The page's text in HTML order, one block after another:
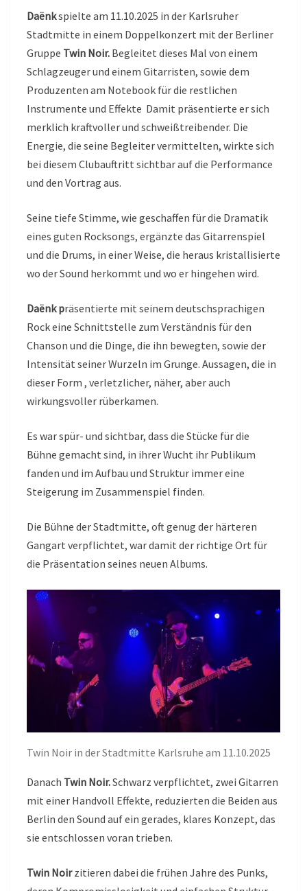
Daënkspielte am 11.10.2025 in der Karlsruher
Stadtmitte in einem Doppelkonzert mit der Berliner
Gruppe Twin Noir. Begleitet dieses Mal von einem
Schlagzeuger und einem Gitarristen, sowie dem
Produzenten am Notebook für die restlichen
Instrumente und Effekte Damit präsentierte er sich
merklich kraftvoller und schweißtreibender. Die
Energie, die seine Begleiter vermittelten, wirkte sich
bei diesem Clubauftritt sichtbar auf die Performance
und den Vortrag aus.
Seine tiefe Stimme, wie geschaffen für die Dramatik
eines guten Rocksongs, ergänzte das Gitarrenspiel
und die Drums, in einer Weise, die heraus kristallisierte
wo der Sound herkommt und wo er hingehen wird.
Daënk präsentierte mit seinem deutschsprachigen
Rock eine Schnittstelle zum Verständnis für den
Chanson und die Dinge, die ihn bewegten, sowie der
Intensität seiner Wurzeln im Grunge. Aussagen, die in
dieser Form , verletzlicher, näher, aber auch
wirkungsvoller rüberkamen.
Es war spür- und sichtbar, dass die Stücke für die
Bühne gemacht sind, in ihrer Wucht ihr Publikum
fanden und im Aufbau und Struktur immer eine
Steigerung im Zusammenspiel finden.
Die Bühne der Stadtmitte, oft genug der härteren
Gangart verpflichtet, war damit der richtige Ort für
die Präsentation seines neuen Albums.
Twin Noir in der Stadtmitte Karlsruhe am 11.10.2025
Danach Twin Noir.Schwarz verpflichtet, zwei Gitarren
mit einer Handvoll Effekte, reduzierten die Beiden aus
Berlin den Sound auf ein gerades, klares Konzept, das
sie entschlossen voran trieben.
Twin Noirzitieren dabei die frühen Jahre des Punks,